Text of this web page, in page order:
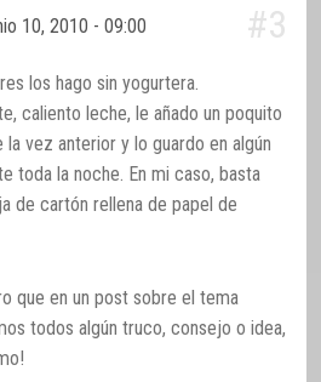
10, 2010 - 09:00 #3
los hago sin yogurtera.
caliento leche, le añado un poquito
la vez anterior y lo guardo en algún
toda la noche. En mi caso, basta
de cartón rellena de papel de
que en un post sobre el tema
todos algún truco, consejo o idea,